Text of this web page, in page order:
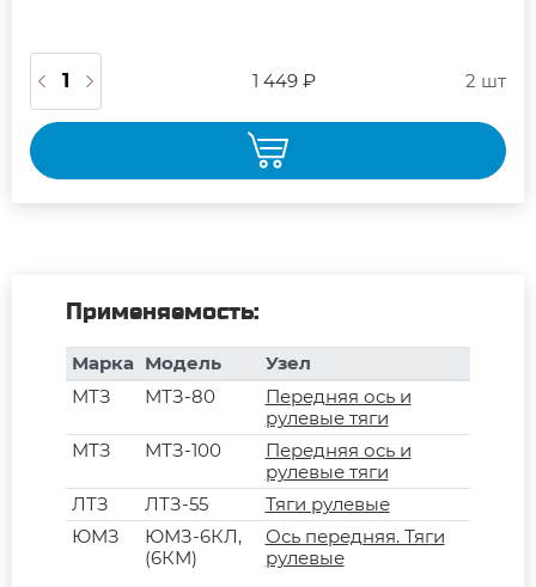
1 449 ₽ 2 шт
Применяемость:
Марка Модель
Узел
МТЗ
МТЗ-80
Передняя ось и
рулевые тяги
МТЗ
МТЗ-100
Передняя ось и
рулевые тяги
ЛТЗ
ЛТЗ-55
Тяги рулевые
ЮМЗ
ЮМЗ-6КЛ,
(6КМ)
Ось передняя. Тяги
рулевые